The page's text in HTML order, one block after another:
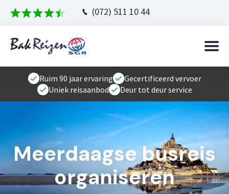
(072) 511 10 44
Ruim 90 jaar ervaring
Gecertificeerd vervoer
Uniek reisaanbod
Deur tot deur service
Meerdaagse busreis
organiseren